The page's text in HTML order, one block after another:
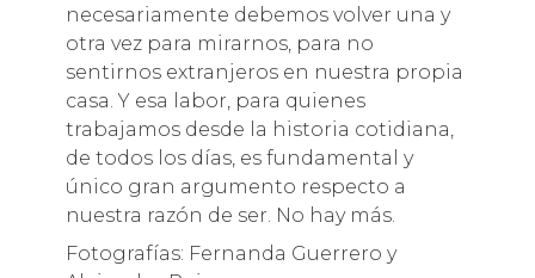
necesariamente debemos volver una y
otra vez para mirarnos, para no
sentirnos extranjeros en nuestra propia
casa. Y esa labor, para quienes
trabajamos desde la historia cotidiana,
de todos los días, es fundamental y
único gran argumento respecto a
nuestra razón de ser. No hay más.
Fotografías: Fernanda Guerrero y